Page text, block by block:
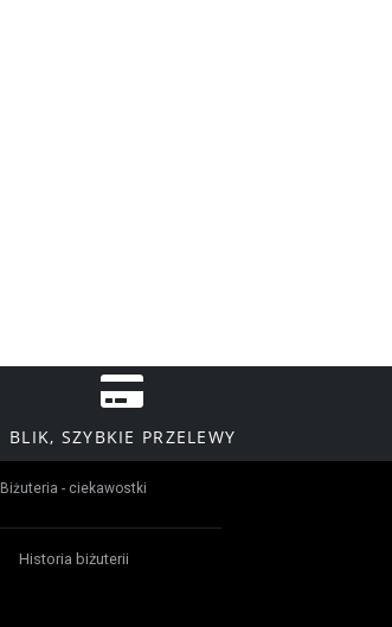
BLIK, SZYBKIE PRZELEWY
Biżuteria - ciekawostki
Historia biżuterii